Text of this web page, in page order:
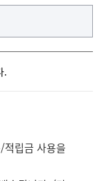
.
립금 사용을